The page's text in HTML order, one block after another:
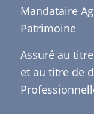
Mandataire
Patrimoine
Assuré au titre
et au titre de